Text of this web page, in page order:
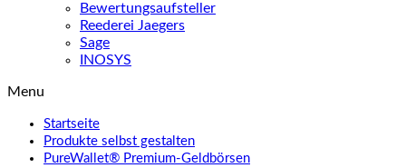
Bewertungsaufsteller
Reederei Jaegers
Sage
INOSYS
Menu
Startseite
Produkte selbst gestalten
PureWallet® Premium-Geldbörsen